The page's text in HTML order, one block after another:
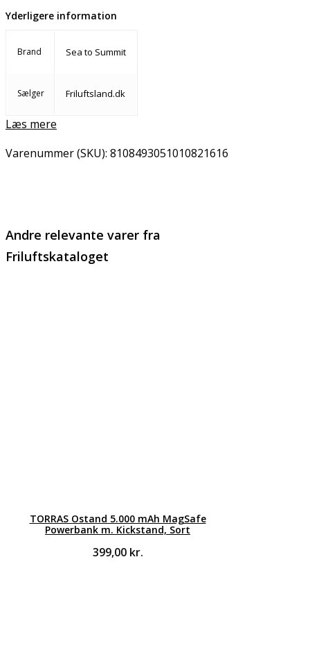
Yderligere information
Brand Sea to Summit
Sælger Friluftsland.dk
Læs mere
Varenummer (SKU): 8108493051010821616
Andre relevante varer fra
Friluftskataloget
TORRAS Ostand 5.000 mAh MagSafe
Powerbank m. Kickstand, Sort
399,00 kr.